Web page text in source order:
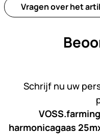
Vragen over het
Schrijf nu uw
harmonicagaas